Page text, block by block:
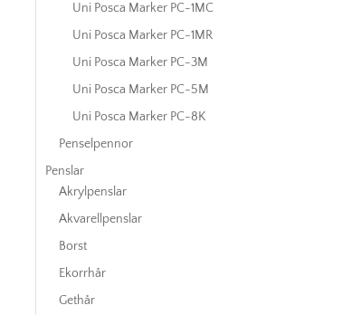
Uni Posca Marker PC-1MC
Uni Posca Marker PC-1MR
Uni Posca Marker PC-3M
Uni Posca Marker PC-5M
Uni Posca Marker PC-8K
Penselpennor
Penslar
Akrylpenslar
Akvarellpenslar
Borst
Ekorrhår
Gethår